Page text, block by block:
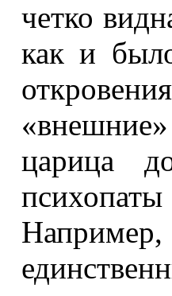
четко
как и
царица
Например,